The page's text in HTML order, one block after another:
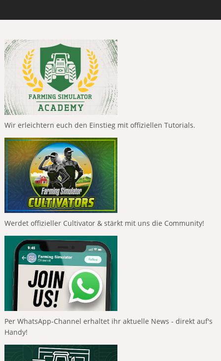
Wir erleichtern euch den Einstieg mit offiziellen Tutorials.
Werdet offizieller Cultivator & stärkt mit uns die Community!
Per WhatsApp-Channel erhaltet ihr aktuelle News - direkt auf's
Handy!